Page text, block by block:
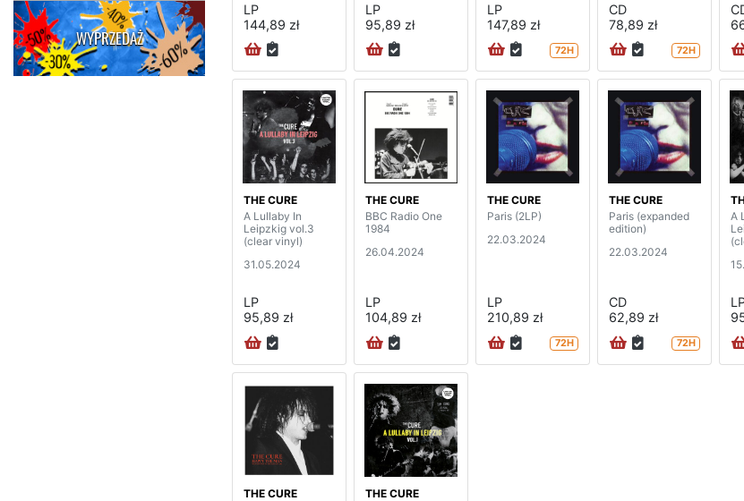
WYPRZEDAŻ
LP
144,89 zł
LP
95,89 zł
LP
147,89 zł
72H
CD
78,89 zł
72H
THE CURE
A Lullaby In
Leipzkig vol.3
(clear vinyl)
31.05.2024
LP
95,89 zł
THE CURE
BBC Radio One
1984
26.04.2024
LP
104,89 zł
THE CURE
Paris (2LP)
22.03.2024
LP
210,89 zł
72H
THE CURE
Paris (expanded
edition)
22.03.2024
CD
62,89 zł
72H
A
THE CURE
THE CURE